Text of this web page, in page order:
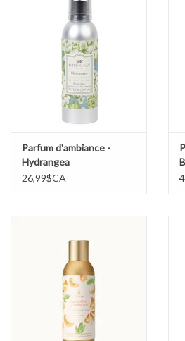
Parfum d'ambiance -
Hydrangea
26,99$CA